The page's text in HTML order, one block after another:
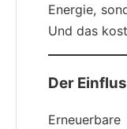
Energie,
Und das
Der